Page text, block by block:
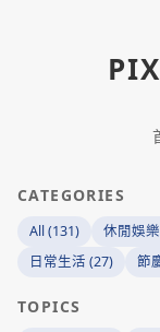
CATEGORIES
All (131) 休閒娛
日常生活 (27)
節
TOPICS